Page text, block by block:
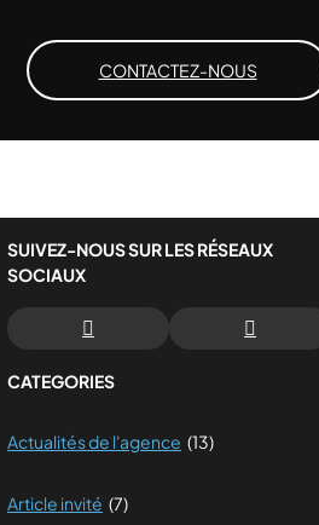
CONTACTEZ-NOUS
SUIVEZ-NOUS SUR LES RÉSEAUX
SOCIAUX
CATEGORIES
Actualités de l'agence (13)
Article invité (7)